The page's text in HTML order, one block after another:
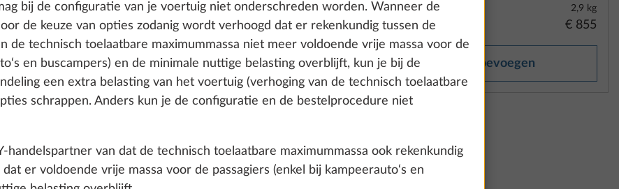
29,8 kg
€ 1.395
Toevoegen
3,0 kg
€ 400
Toevoegen
2,9 kg
€ 855
Toevoegen
bij de configuratie van je voertuig niet onderschreden worden. Wanneer de
de keuze van opties zodanig wordt verhoogd dat er rekenkundig tussen de
de technisch toelaatbare maximummassa niet meer voldoende vrije massa voor de
en buscampers) en de minimale nuttige belasting overblijft, kun je bij de
een extra belasting van het voertuig (verhoging van de technisch toelaatbare
schrappen. Anders kun je de configuratie en de bestelprocedure niet
handelspartner van dat de technisch toelaatbare maximummassa ook rekenkundig
er voldoende vrije massa voor de passagiers (enkel bij kampeerauto‘s en